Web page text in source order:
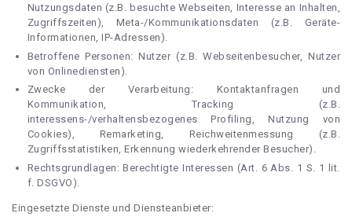
Nutzungsdaten (z.B. besuchte Webseiten, Interesse an Inhalten,
Zugriffszeiten), Meta-/Kommunikationsdaten (z.B. Geräte-
Informationen, IP-Adressen).
Betroffene Personen: Nutzer (z.B. Webseitenbesucher, Nutzer
von Onlinediensten).
Zwecke der Verarbeitung: Kontaktanfragen und
Kommunikation, Tracking (z.B.
interessens-/verhaltensbezogenes Profiling, Nutzung von
Cookies), Remarketing, Reichweitenmessung (z.B.
Zugriffsstatistiken, Erkennung wiederkehrender Besucher).
Rechtsgrundlagen: Berechtigte Interessen (Art. 6 Abs. 1 S. 1 lit.
f. DSGVO).
Eingesetzte Dienste und Diensteanbieter: